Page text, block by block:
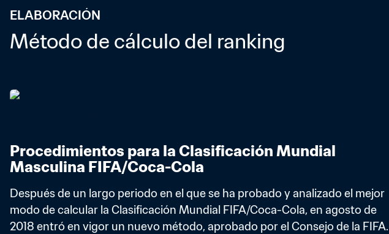
ELABORACIÓN
Método de cálculo del ranking
Procedimientos para la Clasificación Mundial
Masculina FIFA/Coca-Cola
Después de un largo periodo en el que se ha probado y analizado el mejor
modo de calcular la Clasificación Mundial FIFA/Coca-Cola, en agosto de
2018 entró en vigor un nuevo método, aprobado por el Consejo de la FIFA.